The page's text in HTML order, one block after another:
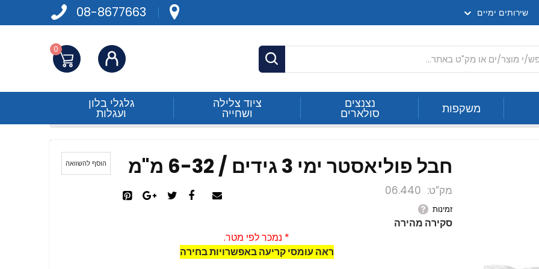
08-8677663 שירותים ימיים
חפש
התחברות 0
משקפות נצנצים
סולארים
ציוד צלילה
ושחייה
גלגלי בלון
ועגלות
חבל פוליאסטר ימי 3 גידים / 6-32 מ"מ
מק”ט 06.440
זמינות
סקירה מהירה
* נמכר לפי מטר.
ראה עומסי קריעה באפשרויות בחירה
הוסף להשוואה